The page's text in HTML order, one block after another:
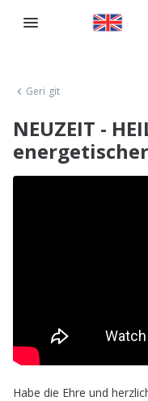
Geri git
NEUZEIT -
Habe die Ehre und